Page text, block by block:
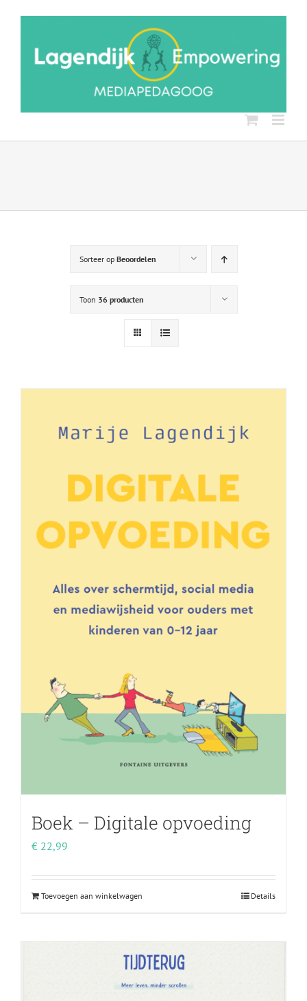
Sorteer op Beoordelen
Toon 36 producten
Boek – Digitale opvoeding
€ 22,99
Toevoegen aan winkelwagen Details